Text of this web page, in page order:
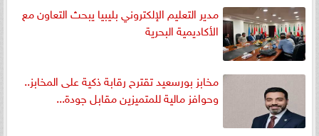
مدير التعليم الإلكتروني بليبيا يبحث التعاون مع
الأكاديمية البحرية
مخابز بورسعيد تقترح رقابة ذكية على المخابز..
وحوافز مالية للمتميزين مقابل جودة...